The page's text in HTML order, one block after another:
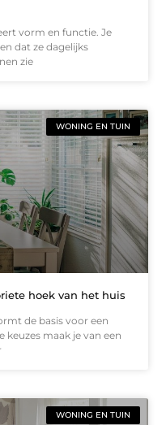
vorm en functie. Je
dat ze dagelijks
zie
WONING EN TUIN
hoek van het huis
de basis voor een
keuzes maak je van een
WONING EN TUIN